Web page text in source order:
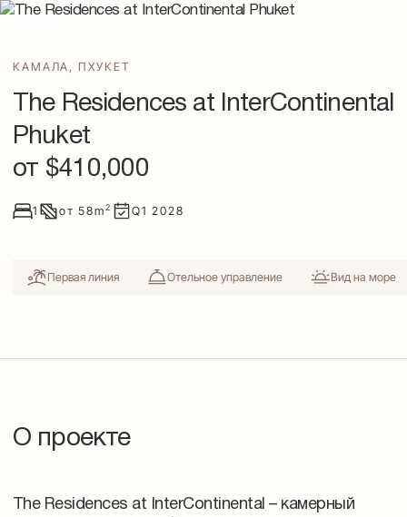
КАМАЛА , ПХУКЕТ
The Residences at InterContinental
Phuket
от $410,000
1 от58m2 Q1 2028
Первая линия Отельное управление Вид на море
О проекте
The Residences at InterContinental – камерный